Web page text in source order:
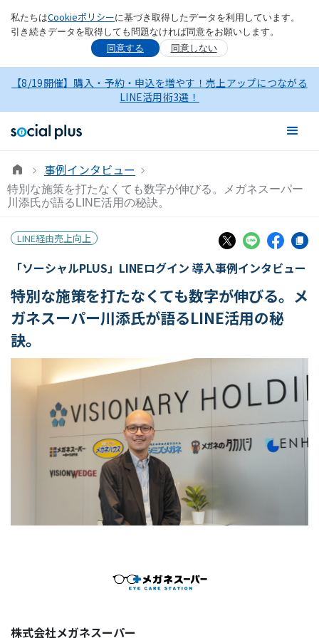
私たちはCookieポリシーに基づき取得したデータを利用しています。
引き続きデータを取得しても問題なければ同意をお願いします。
同意する
同意しない
【8/19開催】購入・予約・申込を増やす！売上アップにつながる
LINE活用術3選！
事例インタビュー
特別な施策を打たなくても数字が伸びる。メガネスーパー
川添氏が語るLINE活用の秘訣。
LINE経由売上向上
「ソーシャルPLUS」LINEログイン 導入事例インタビュー
特別な施策を打たなくても数字が伸びる。メ
ガネスーパー川添氏が語るLINE活用の秘
訣。
株式会社メガネスーパー